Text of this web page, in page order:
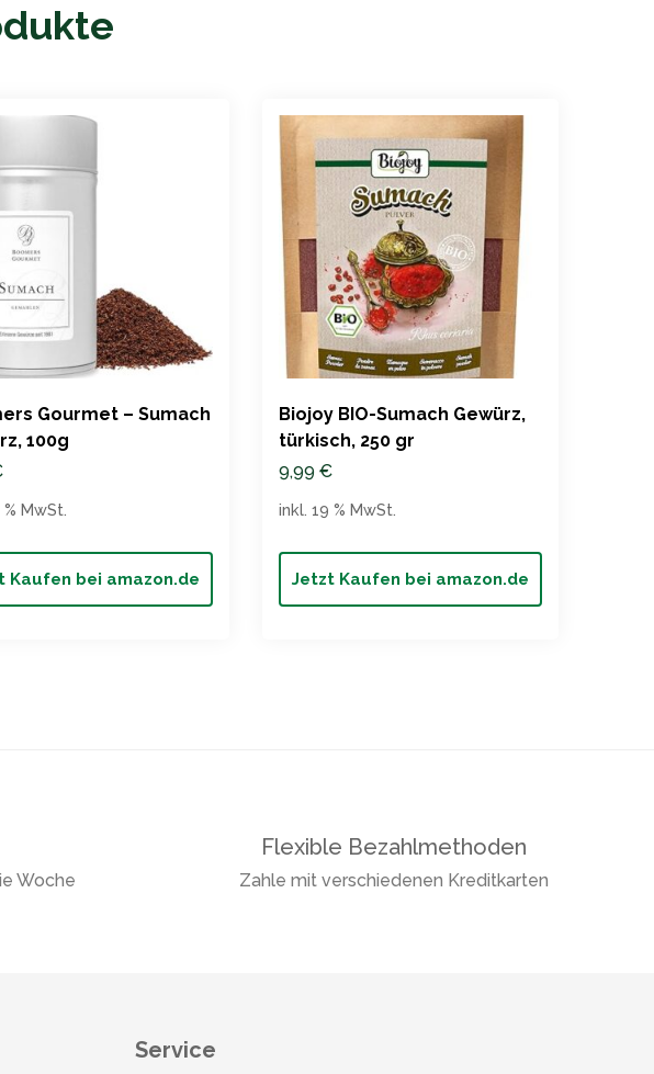
Gourmet – Sumach
100g
Kaufen bei amazon.de
MwSt.
Biojoy BIO-Sumach Gewürz,
türkisch, 250 gr
9,99 €
Jetzt Kaufen bei amazon.de
inkl. 19 % MwSt.
Woche
Flexible Bezahlmethoden
Zahle mit verschiedenen Kreditkarten
Service